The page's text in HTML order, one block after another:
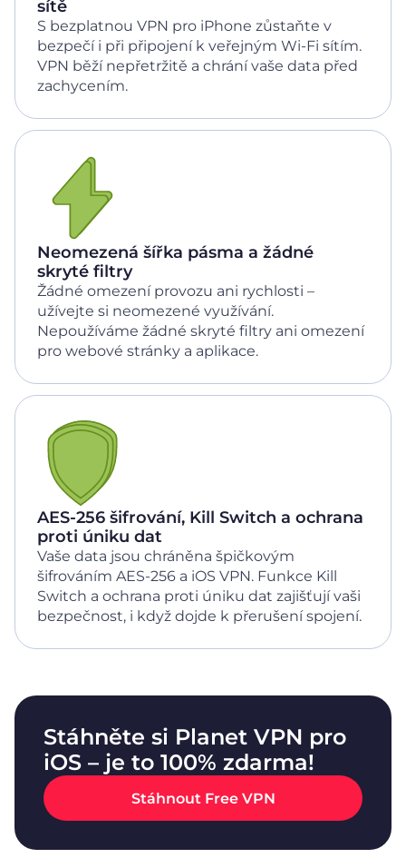
sítě
S bezplatnou VPN pro iPhone zůstaňte v
bezpečí i při připojení k veřejným Wi-Fi sítím.
VPN běží nepřetržitě a chrání vaše data před
zachycením.
Neomezená šířka pásma a žádné
skryté filtry
Žádné omezení provozu ani rychlosti –
užívejte si neomezené využívání.
Nepoužíváme žádné skryté filtry ani omezení
pro webové stránky a aplikace.
AES‑256 šifrování, Kill Switch a ochrana
proti úniku dat
Vaše data jsou chráněna špičkovým
šifrováním AES-256 a iOS VPN. Funkce Kill
Switch a ochrana proti úniku dat zajišťují vaši
bezpečnost, i když dojde k přerušení spojení.
Stáhněte si Planet VPN pro
iOS – je to 100% zdarma!
Stáhnout Free VPN